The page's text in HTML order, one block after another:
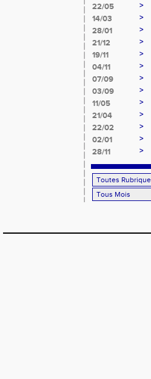
22/05
>
14/03
>
28/01
>
21/12
>
19/11
>
04/11
>
07/09
>
03/09
>
11/05
>
21/04
>
22/02
>
02/01
>
28/11
>